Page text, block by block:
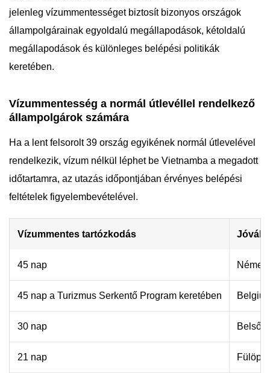
jelenleg vízummentességet biztosít bizonyos országok
állampolgárainak egyoldalú megállapodások, kétoldalú
megállapodások és különleges belépési politikák
keretében.
Vízummentesség a normál útlevéllel rendelkező
állampolgárok számára
Ha a lent felsorolt 39 ország egyikének normál útlevelével
rendelkezik, vízum nélkül léphet be Vietnamba a megadott
időtartamra, az utazás időpontjában érvényes belépési
feltételek figyelembevételével.
Vízummentes tartózkodás
45 nap
45 nap a Turizmus Serkentő Program keretében
30 nap Belső-
21 nap Fülöp-